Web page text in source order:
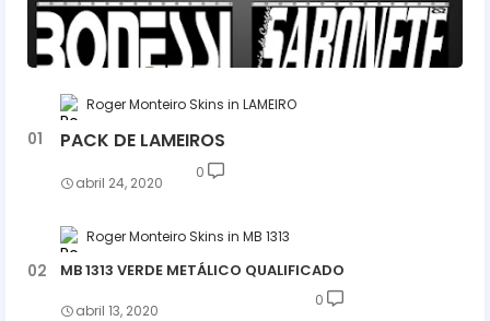
Roger Monteiro Skins LAMEIRO
PACK DE LAMEIROS
abril 24, 2020
0
Roger Monteiro Skins MB 1313
MB 1313 VERDE METÁLICO QUALIFICADO
abril 13, 2020
0